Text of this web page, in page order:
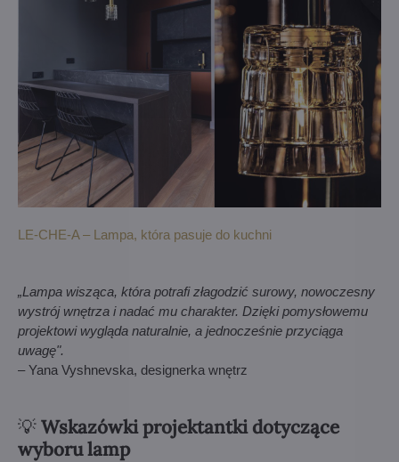
LE-CHE-A – Lampa, która pasuje do kuchni
„Lampa wisząca, która potrafi złagodzić surowy, nowoczesny
wystrój wnętrza i nadać mu charakter. Dzięki pomysłowemu
projektowi wygląda naturalnie, a jednocześnie przyciąga
uwagę".
– Yana Vyshnevska, designerka wnętrz
💡Wskazówki projektantki dotyczące
wyboru lamp